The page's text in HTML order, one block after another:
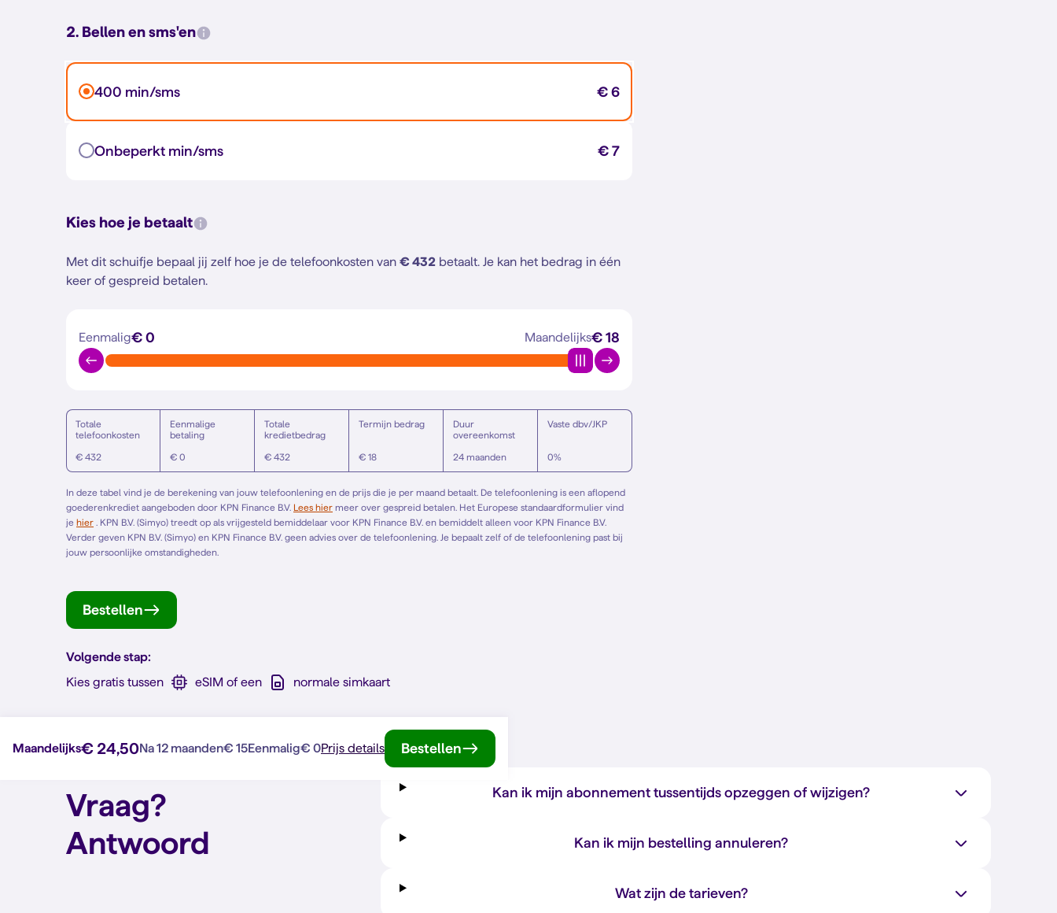
2. Bellen en sms'en
400 min/sms € 6
Onbeperkt min/sms € 7
Kies hoe je betaalt
Met dit schuifje bepaal jij zelf hoe je de telefoonkosten van € 432 betaalt. Je kan het bedrag in één
keer of gespreid betalen.
Eenmalig€ 0 Maandelijks€ 18
Totale
telefoonkosten
€ 432
Eenmalige
betaling
€ 0
Totale
kredietbedrag
€ 432
Termijn bedrag
€ 18
Duur
overeenkomst
24 maanden
Vaste dbv/JKP
0%
In deze tabel vind je de berekening van jouw telefoonlening en de prijs die je per maand betaalt. De telefoonlening is een aflopend
goederenkrediet aangeboden door KPN Finance B.V. Lees hier
je hier
Verder geven KPN B.V. (Simyo) en KPN Finance B.V. geen advies over de telefoonlening. Je bepaalt zelf of de telefoonlening past bij
jouw persoonlijke omstandigheden.
Bestellen
Volgende stap:
Kies gratis tussen
eSIM of een normale simkaart
Maandelijks€ 24,50Na 12 maanden€ 15Eenmalig€ 0Prijs details Bestellen
Vraag?
Antwoord
Kan ik mijn abonnement tussentijds opzeggen of wijzigen?
Kan ik mijn bestelling annuleren?
Wat zijn de tarieven?